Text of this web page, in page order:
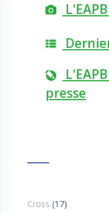
presse
Cross (17)